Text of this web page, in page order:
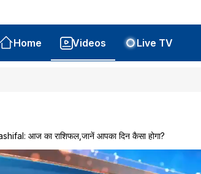
Home Videos Live TV
आज का राशिफल,जानें आपका दिन कैसा होगा?